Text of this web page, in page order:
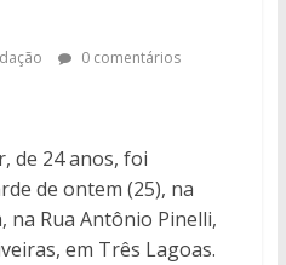
0 comentários
de 24 anos, foi
de ontem (25), na
na Rua Antônio Pinelli,
em Três Lagoas.